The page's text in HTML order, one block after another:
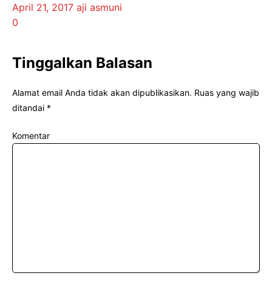
April 21, 2017 aji asmuni
0
Tinggalkan Balasan
Alamat email Anda tidak akan dipublikasikan. Ruas yang wajib
ditandai *
Komentar